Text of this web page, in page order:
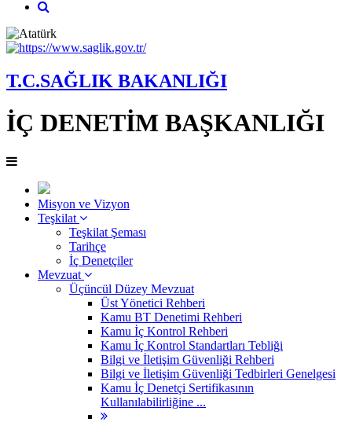
T.C.SAĞLIK BAKANLIĞI
İÇ DENETİM BAŞKANLIĞI
Misyon ve Vizyon
Teşkilat
Teşkilat Şeması
Tarihçe
İç Denetçiler
Mevzuat
Üçüncül Düzey Mevzuat
Üst Yönetici Rehberi
Kamu BT Denetimi Rehberi
Kamu İç Kontrol Rehberi
Kamu İç Kontrol Standartları Tebliği
Bilgi ve İletişim Güvenliği Rehberi
Bilgi ve İletişim Güvenliği Tedbirleri Genelgesi
Kamu İç Denetçi Sertifikasının
Kullanılabilirliğine ...